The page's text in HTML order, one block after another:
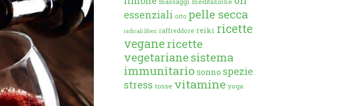
essenziali orto pelle secca
radicali liberi raffreddore reiki ricette
veganericette
vegetariane sistema
immunitario sonno spezie
stress tosse vitamine yoga